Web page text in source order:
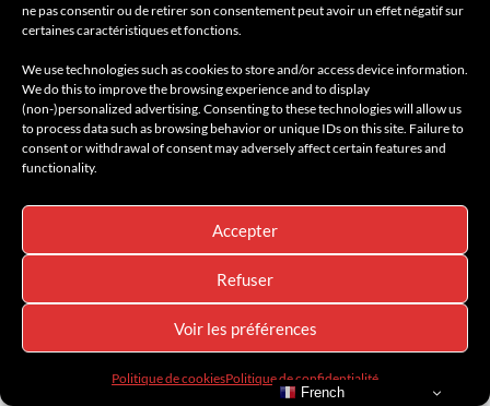
ne pas consentir ou de retirer son consentement peut avoir un effet négatif sur
certaines caractéristiques et fonctions.
We use technologies such as cookies to store and/or access device information.
We do this to improve the browsing experience and to display
(non-)personalized advertising. Consenting to these technologies will allow us
to process data such as browsing behavior or unique IDs on this site. Failure to
consent or withdrawal of consent may adversely affect certain features and
functionality.
Accepter
Refuser
Voir les préférences
Politique de cookiesPolitique de confidentialité
AMILCAR DESIGN MAGAZINE
AMILCAR WATCHES MAGAZINE
AMILCAR SEASIDE MAGAZINE
AMILCAR TRAVEL MAGAZINE
THE RIGHT NUMBER MAGAZINE
BY RACKEL SELECTIONS
AMILCAR MAGAZINE & THE RIGHT MAGAZINE
ISSUE:
French